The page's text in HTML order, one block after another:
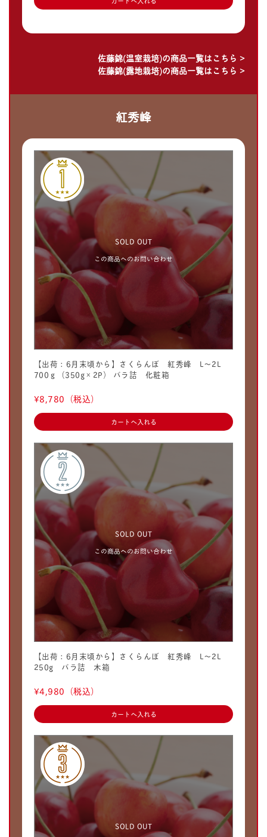
佐藤錦(温室栽培)の商品一覧はこちら >
佐藤錦(露地栽培)の商品一覧はこちら >
紅秀峰
SOLD OUT
この商品へのお問い合わせ
【出荷：6月末頃から】さくらんぼ 紅秀峰 L〜2L
700ｇ（350g×2P） バラ詰 化粧箱
¥8,780 （税込）
SOLD OUT
この商品へのお問い合わせ
【出荷：6月末頃から】さくらんぼ 紅秀峰 L〜2L
250g バラ詰 木箱
¥4,980 （税込）
SOLD OUT